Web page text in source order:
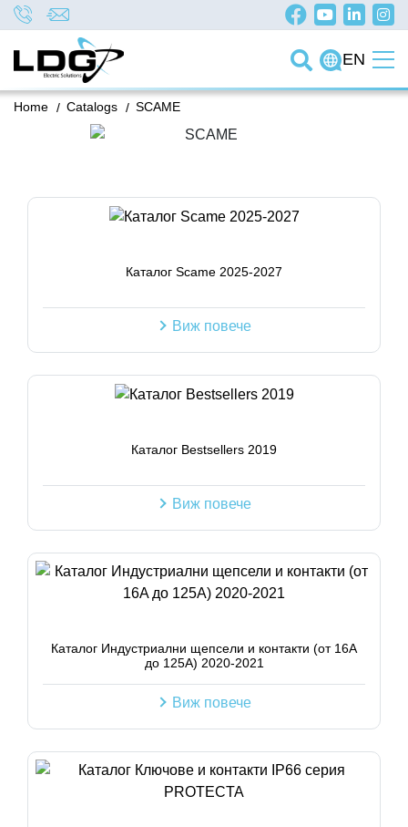
EN
/
Home /
Catalogs SCAME
Каталог Scame 2025-2027
Виж повече
Каталог Bestsellers 2019
Виж повече
Каталог Индустриални щепсели и контакти (от 16A
до 125A) 2020-2021
Виж повече